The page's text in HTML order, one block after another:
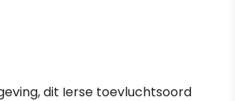
dit Ierse toevluchtsoord